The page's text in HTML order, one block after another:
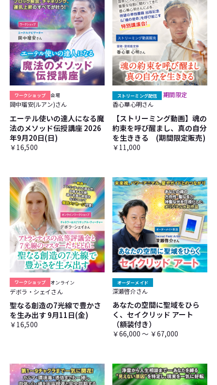
ワークショップ 会場
岡中瑠安(ルアン)さん
エーテル使いの達人になる魔
法のメソッド伝授講座 2026
年9月20日(日)
￥16,500
ストリーミング配信
期間限定
香心華心明さん
【ストリーミング動画】魂の
約束を呼び醒まし、真の自分
を生ききる (期間限定販売)
￥11,000
ワークショップ オンライン
デボラ・シェイさん
聖なる創造の7光線で豊かさ
を生み出す 9月11日(金)
￥16,500
オーダーメイド
深瀬啓介さん
あなたの空間に聖域をひら
く、セイクリッド アート
（額装付き）
￥66,000 ～ ￥67,000